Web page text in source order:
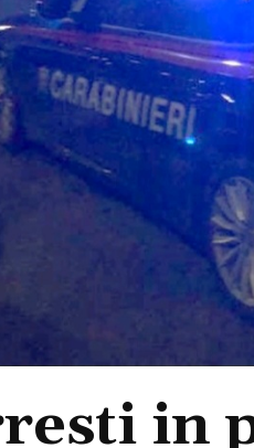
in